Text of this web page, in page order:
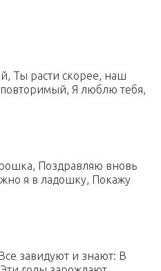
Ты расти скорее, наш
Я люблю тебя,
Поздравляю вновь
я в ладошку, Покажу
завидуют и знают: В